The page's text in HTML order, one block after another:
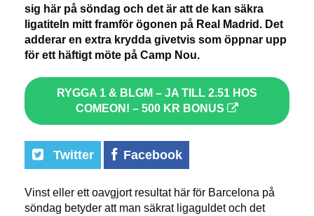
sig här på söndag och det är att de kan säkra
ligatiteln mitt framför ögonen på Real Madrid. Det
adderar en extra krydda givetvis som öppnar upp
för ett häftigt möte på Camp Nou.
RYGGA 1 & BLGM – JA TILL 2.51 HOS
COMEON! – 500 KR BONUS
Twitter Facebook
Vinst eller ett oavgjort resultat här för Barcelona på
söndag betyder att man säkrat ligaguldet och det